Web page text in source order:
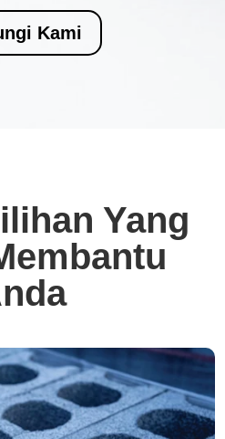
Kami
Yang